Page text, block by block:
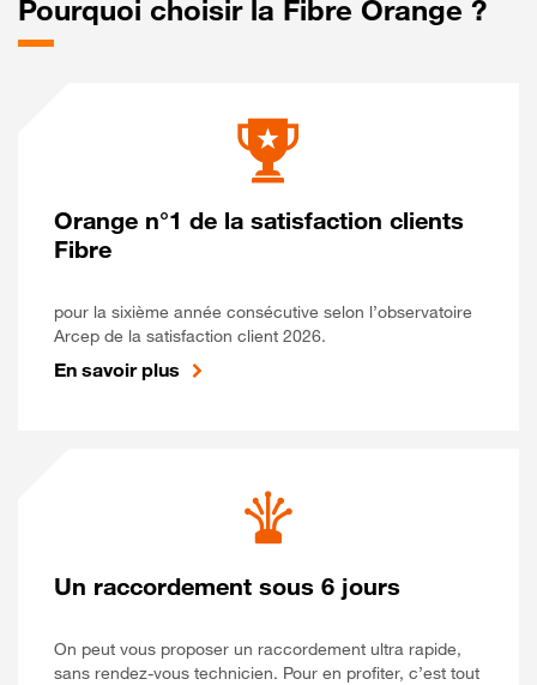
Pourquoi choisir la Fibre Orange ?
Orange n°1 de la satisfaction clients
Fibre
pour la sixième année consécutive selon l’observatoire
Arcep de la satisfaction client 2026.
En savoir plus
Un raccordement sous 6 jours
On peut vous proposer un raccordement ultra rapide,
sans rendez-vous technicien. Pour en profiter, c’est tout